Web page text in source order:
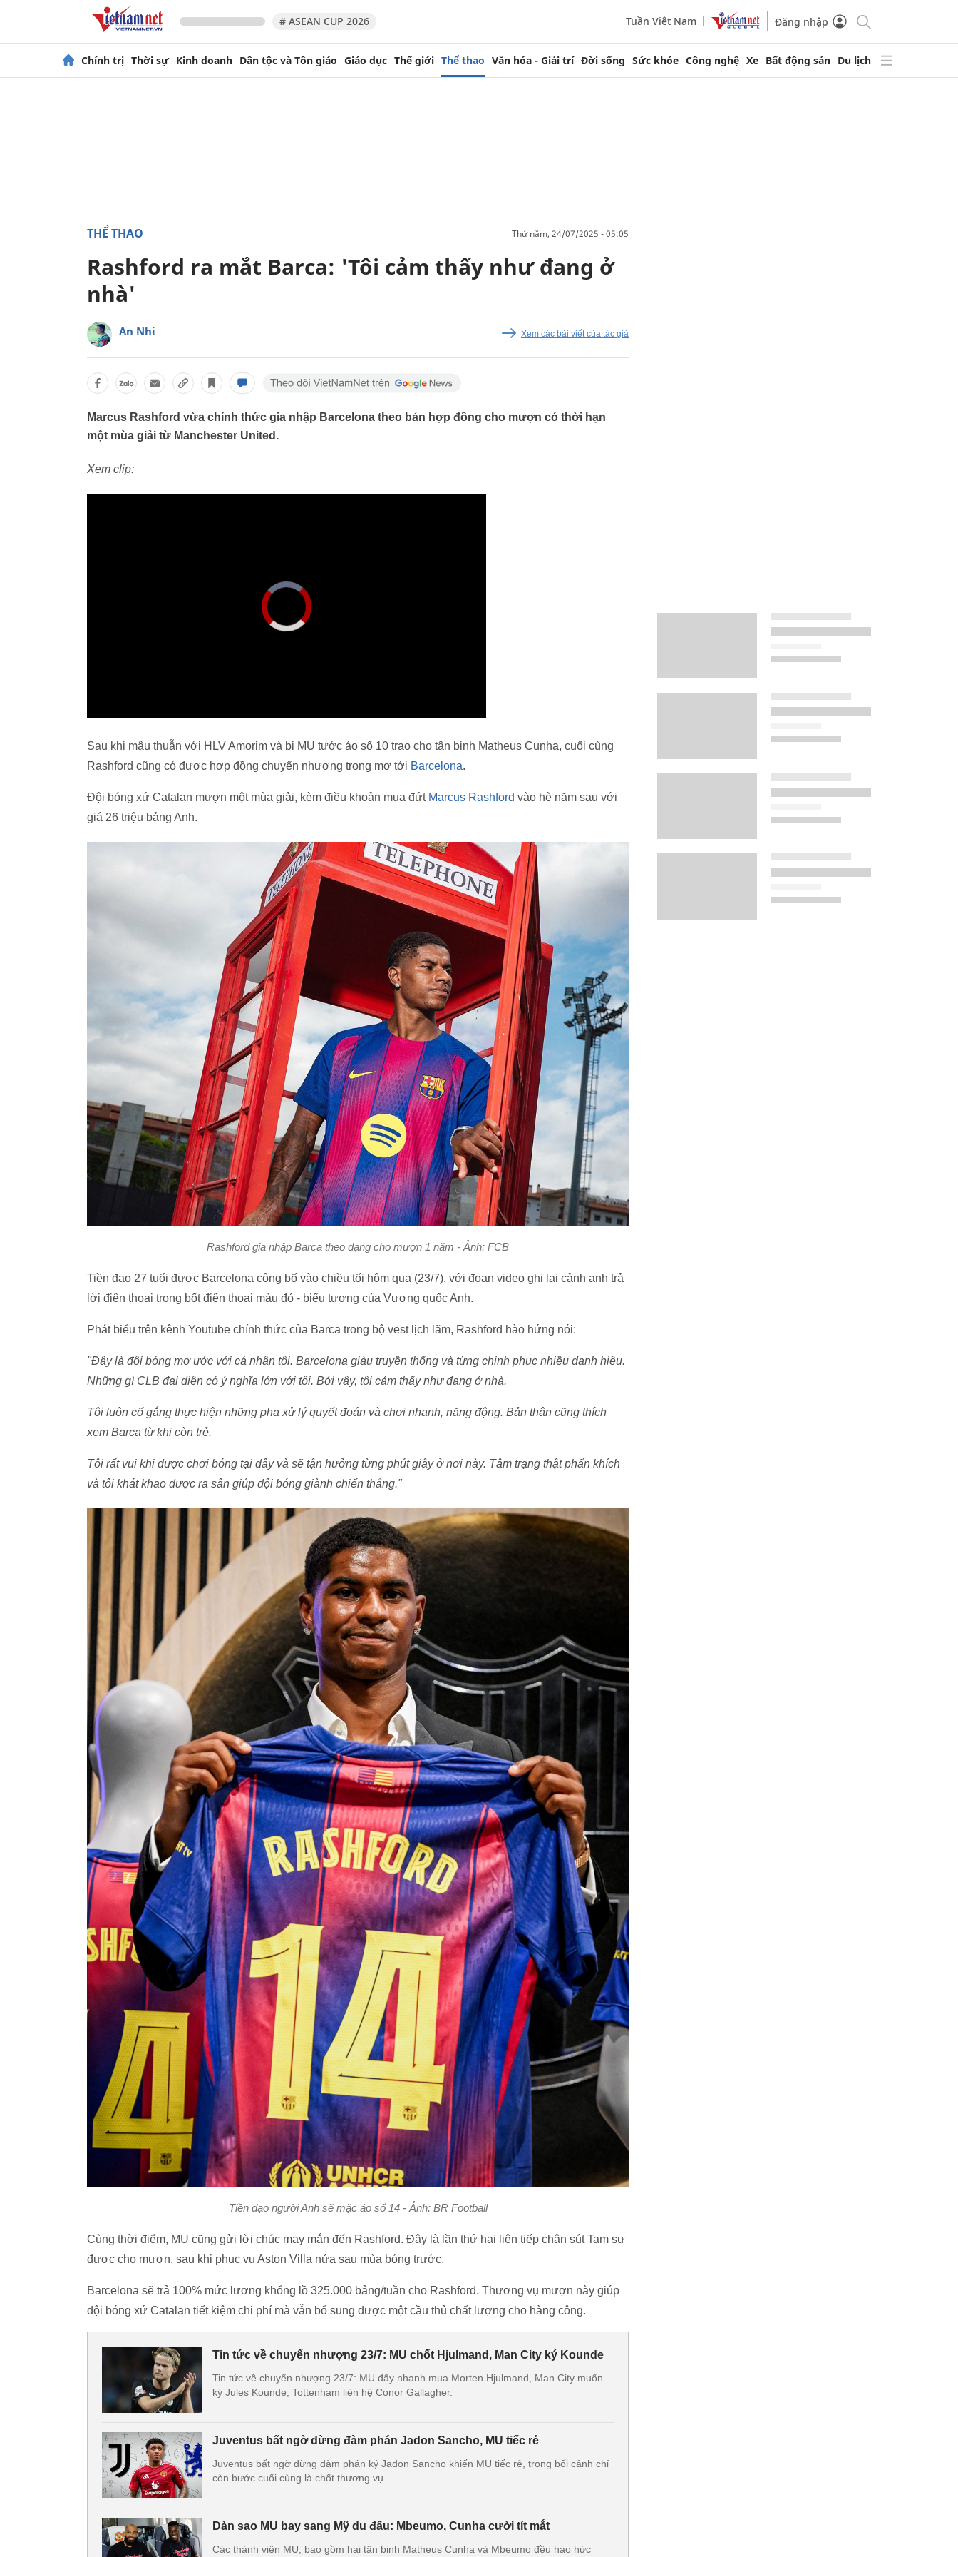
# ASEAN CUP 2026 Tuần Việt Nam Đăng nhập
Chính trị Thời sự Kinh doanh Dân tộc và Tôn giáo Giáo dục Thế giới Thể thao Văn hóa - Giải trí Đời sống Sức khỏe Công nghệ Xe Bất động sản Du lịch
THỂ THAO thứ năm, 24/07/2025 - 05:05
Rashford ra mắt Barca: 'Tôi cảm thấy như đang ở
nhà'
An Nhi Xem các bài viết của tác giả
Marcus Rashford vừa chính thức gia nhập Barcelona theo bản hợp đồng cho mượn có thời hạn
một mùa giải từ Manchester United.
Xem clip:
Sau khi mâu thuẫn với HLV Amorim và bị MU tước áo số 10 trao cho tân binh Matheus Cunha, cuối cùng
Rashford cũng có được hợp đồng chuyển nhượng trong mơ tới Barcelona.
Đội bóng xứ Catalan mượn một mùa giải, kèm điều khoản mua đứt Marcus Rashford vào hè năm sau với
giá 26 triệu bảng Anh.
Rashford gia nhập Barca theo dạng cho mượn 1 năm - Ảnh: FCB
Tiền đạo 27 tuổi được Barcelona công bố vào chiều tối hôm qua (23/7), với đoạn video ghi lại cảnh anh trả
lời điện thoại trong bốt điện thoại màu đỏ - biểu tượng của Vương quốc Anh.
Phát biểu trên kênh Youtube chính thức của Barca trong bộ vest lịch lãm, Rashford hào hứng nói:
"Đây là đội bóng mơ ước với cá nhân tôi. Barcelona giàu truyền thống và từng chinh phục nhiều danh hiệu.
Những gì CLB đại diện có ý nghĩa lớn với tôi. Bởi vậy, tôi cảm thấy như đang ở nhà.
Tôi luôn cố gắng thực hiện những pha xử lý quyết đoán và chơi nhanh, năng động. Bản thân cũng thích
xem Barca từ khi còn trẻ.
Tôi rất vui khi được chơi bóng tại đây và sẽ tận hưởng từng phút giây ở nơi này. Tâm trạng thật phấn khích
và tôi khát khao được ra sân giúp đội bóng giành chiến thắng."
Tiền đạo người Anh sẽ mặc áo số 14 - Ảnh: BR Football
Cùng thời điểm, MU cũng gửi lời chúc may mắn đến Rashford. Đây là lần thứ hai liên tiếp chân sút Tam sư
được cho mượn, sau khi phục vụ Aston Villa nửa sau mùa bóng trước.
Barcelona sẽ trả 100% mức lương khổng lồ 325.000 bảng/tuần cho Rashford. Thương vụ mượn này giúp
đội bóng xứ Catalan tiết kiệm chi phí mà vẫn bổ sung được một cầu thủ chất lượng cho hàng công.
Tin tức về chuyển nhượng 23/7: MU chốt Hjulmand, Man City ký Kounde
Tin tức về chuyển nhượng 23/7: MU đẩy nhanh mua Morten Hjulmand, Man City muốn
ký Jules Kounde, Tottenham liên hệ Conor Gallagher.
Juventus bất ngờ dừng đàm phán Jadon Sancho, MU tiếc rẻ
Juventus bất ngờ dừng đàm phán ký Jadon Sancho khiến MU tiếc rẻ, trong bối cảnh chỉ
còn bước cuối cùng là chốt thương vụ.
Dàn sao MU bay sang Mỹ du đấu: Mbeumo, Cunha cười tít mắt
Các thành viên MU, bao gồm hai tân binh Matheus Cunha và Mbeumo đều háo hức